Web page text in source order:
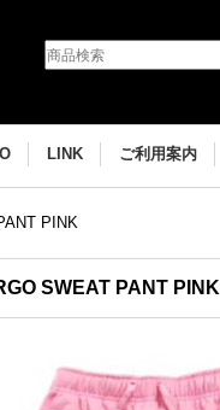
LINK ご利用案内
PINK
SWEAT PANT PINK